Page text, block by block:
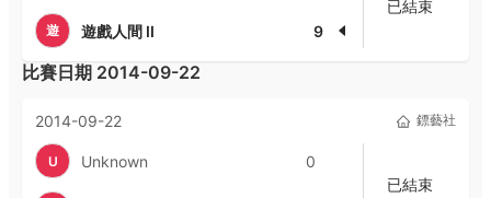
遊 遊戲人間 II 9
已結束
比賽日期 2014-09-22
2014-09-22 鏢藝社
U Unknown 0
已結束